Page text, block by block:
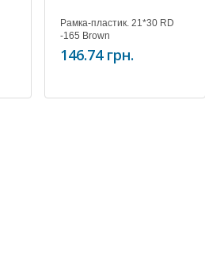
Рамка-пластик. 21*30 RD
-165 Brown
146.74 грн.